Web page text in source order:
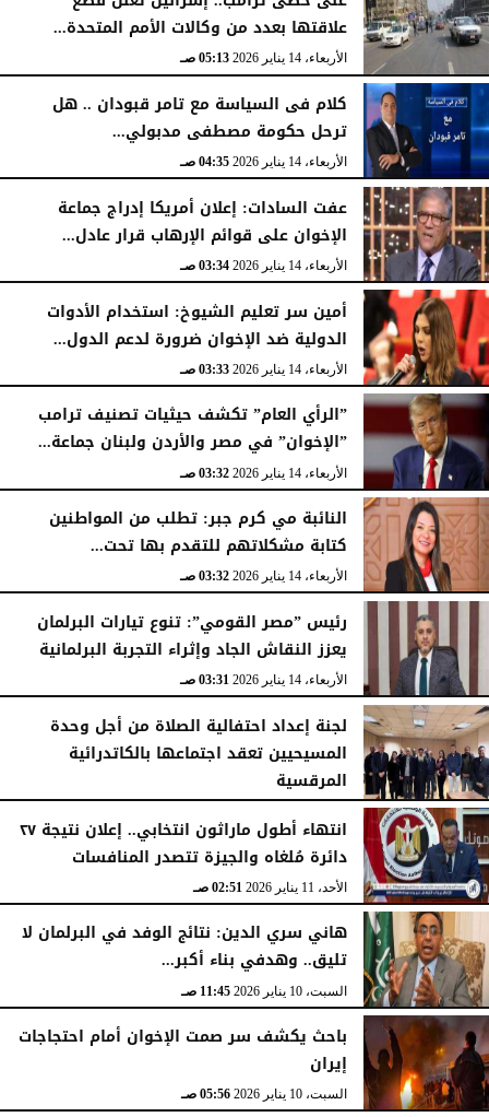
علاقتها بعدد من وكالات الأمم المتحدة...
الأربعاء، 14 يناير 2026 05:13 صـ
كلام فى السياسة مع تامر قبودان .. هل
ترحل حكومة مصطفى مدبولي...
الأربعاء، 14 يناير 2026 04:35 صـ
عفت السادات: إعلان أمريكا إدراج جماعة
الإخوان على قوائم الإرهاب قرار عادل...
الأربعاء، 14 يناير 2026 03:34 صـ
أمين سر تعليم الشيوخ: استخدام الأدوات
الدولية ضد الإخوان ضرورة لدعم الدول...
الأربعاء، 14 يناير 2026 03:33 صـ
”الرأي العام” تكشف حيثيات تصنيف ترامب
”الإخوان” في مصر والأردن ولبنان جماعة...
الأربعاء، 14 يناير 2026 03:32 صـ
النائبة مي كرم جبر: تطلب من المواطنين
كتابة مشكلاتهم للتقدم بها تحت...
الأربعاء، 14 يناير 2026 03:32 صـ
رئيس ”مصر القومي”: تنوع تيارات البرلمان
يعزز النقاش الجاد وإثراء التجربة البرلمانية
الأربعاء، 14 يناير 2026 03:31 صـ
لجنة إعداد احتفالية الصلاة من أجل وحدة
المسيحيين تعقد اجتماعها بالكاتدرائية
المرقسية
الأربعاء، 14 يناير 2026 03:30 صـ
انتهاء أطول ماراثون انتخابي.. إعلان نتيجة ٢٧
دائرة مُلغاه والجيزة تتصدر المنافسات
الأحد، 11 يناير 2026 02:51 صـ
هاني سري الدين: نتائج الوفد في البرلمان لا
تليق.. وهدفي بناء أكبر...
السبت، 10 يناير 2026 11:45 صـ
باحث يكشف سر صمت الإخوان أمام احتجاجات
إيران
السبت، 10 يناير 2026 05:56 صـ